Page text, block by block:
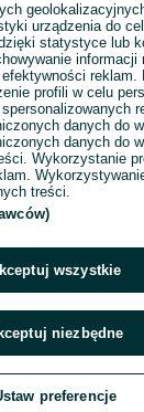
zawodowe
/ SMS
urządzenia do
statystyce lub
informacji
reklam.
profili w celu
danych do
danych do
Wykorzystanie
treści.
wszystkie
niezbędne
preferencje